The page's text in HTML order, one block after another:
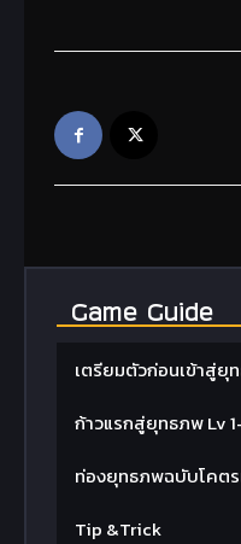
Game Guide
เตรียมตัวก่อนเข้าสู่ยุ
ก้าวแรกสู่ยุทธภพ Lv
ท่องยุทธภพฉบับโคตร
Tip &Trick